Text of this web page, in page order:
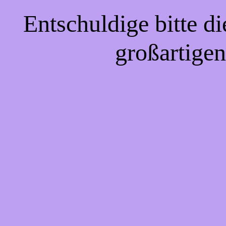
Entschuldige bitte